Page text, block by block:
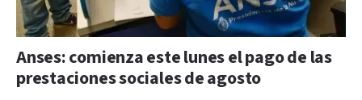
Anses: comienza este lunes el pago de las
prestaciones sociales de agosto